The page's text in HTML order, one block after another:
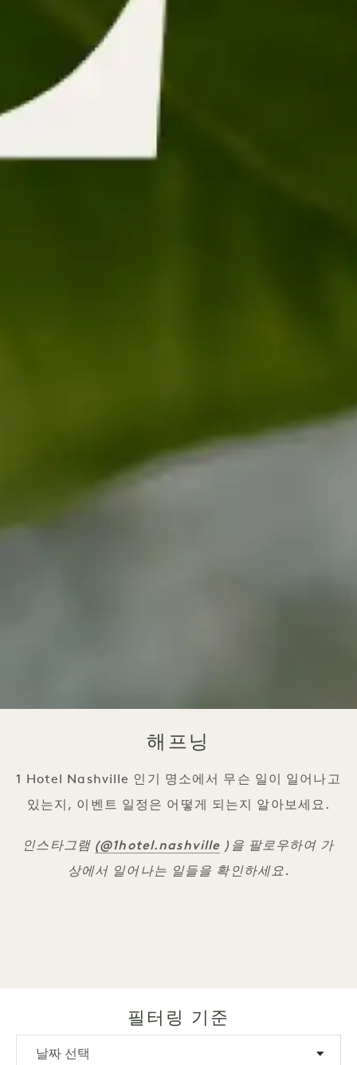
해프닝
1 Hotel Nashville 인기 명소에서 무슨 일이 일어나고
있는지, 이벤트 일정은 어떻게 되는지 알아보세요.
인스타그램 (@1hotel.nashville )을 팔로우하여 가
상에서 일어나는 일들을 확인하세요.
필터링 기준